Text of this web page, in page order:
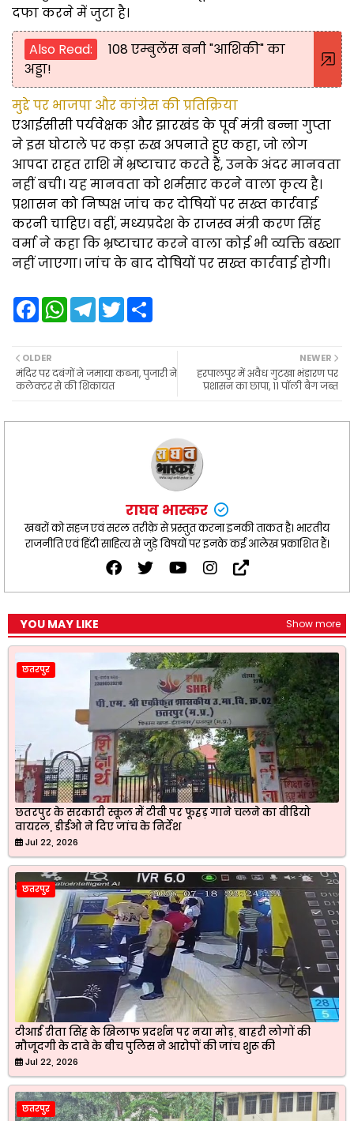
दफा करने में जुटा है।
Also Read:
108 एम्बुलेंस बनी "आशिकी" का
अड्डा!
मुद्दे पर भाजपा और कांग्रेस की प्रतिक्रिया
एआईसीसी पर्यवेक्षक और झारखंड के पूर्व मंत्री बन्ना गुप्ता
ने इस घोटाले पर कड़ा रुख अपनाते हुए कहा, जो लोग
आपदा राहत राशि में भ्रष्टाचार करते हैं, उनके अंदर मानवता
नहीं बची। यह मानवता को शर्मसार करने वाला कृत्य है।
प्रशासन को निष्पक्ष जांच कर दोषियों पर सख्त कार्रवाई
करनी चाहिए। वहीं, मध्यप्रदेश के राजस्व मंत्री करण सिंह
वर्मा ने कहा कि भ्रष्टाचार करने वाला कोई भी व्यक्ति बख्शा
नहीं जाएगा। जांच के बाद दोषियों पर सख्त कार्रवाई होगी।
F
a
b
o
o
k
W
A
p
p
T
e
r
a
m
T
w
e
r
NEWER
हरपालपुर में अवैध गुटखा भंडारण पर
प्रशासन का छापा, 11 पॉली बैग जब्त
OLDER
मंदिर पर दबंगों ने जमाया कब्जा, पुजारी ने
कलेक्टर से की शिकायत
राघव भास्कर
खबरों को सहज एवं सरल तरीक़े से प्रस्तुत करना इनकी ताकत है। भारतीय
राजनीति एवं हिंदी साहित्य से जुड़े विषयों पर इनके कई आलेख प्रकाशित हैं।
YOU MAY LIKE Show more
छतरपुर
छतरपुर के सरकारी स्कूल में टीवी पर फूहड़ गाने चलने का वीडियो
वायरल, डीईओ ने दिए जांच के निर्देश
Jul 22, 2026
छतरपुर
टीआई रीता सिंह के खिलाफ प्रदर्शन पर नया मोड़, बाहरी लोगों की
मौजूदगी के दावे के बीच पुलिस ने आरोपों की जांच शुरू की
Jul 22, 2026
छतरपुर